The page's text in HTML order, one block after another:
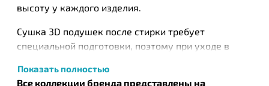
высоту у каждого изделия.
Сушка 3D подушек после стирки требует
специальной подготовки, поэтому при уходе в
ТМ German Grass — объединяет в себе опыт
Показать полностью
Все коллекции бренда представлены на